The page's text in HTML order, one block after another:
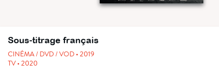
Sous-titrage français
CINÉMA / DVD / VOD • 2019
TV • 2020